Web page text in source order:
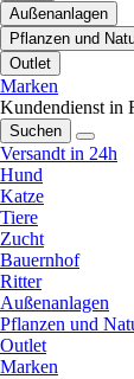
Außenanlagen
Pflanzen und
Outlet
Marken
Kundendienst in
Suchen
Versandt in 24h
Hund
Katze
Tiere
Zucht
Bauernhof
Ritter
Außenanlagen
Pflanzen und
Outlet
Marken